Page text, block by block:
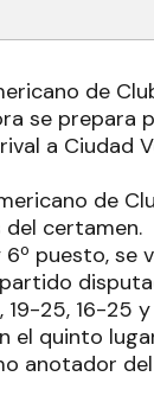
de
se prepara
a Ciudad
de
del certamen.
puesto, se
19-25, 16-25
el quinto
anotador